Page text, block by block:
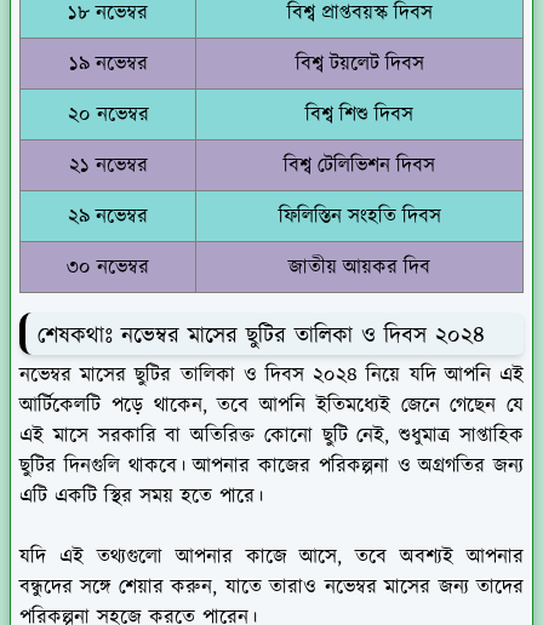
১৮ নভেম্বর বিশ্ব প্রাপ্তবয়স্ক দিবস
১৯ নভেম্বর বিশ্ব টয়লেট দিবস
২০ নভেম্বর বিশ্ব শিশু দিবস
২১ নভেম্বর বিশ্ব টেলিভিশন দিবস
২৯ নভেম্বর ফিলিস্তিন সংহতি দিবস
৩০ নভেম্বর জাতীয় আয়কর দিব
শেষকথাঃ নভেম্বর মাসের ছুটির তালিকা ও দিবস ২০২৪
নভেম্বর মাসের ছুটির তালিকা ও দিবস ২০২৪ নিয়ে যদি আপনি এই
আর্টিকেলটি পড়ে থাকেন, তবে আপনি ইতিমধ্যেই জেনে গেছেন যে
এই মাসে সরকারি বা অতিরিক্ত কোনো ছুটি নেই, শুধুমাত্র সাপ্তাহিক
ছুটির দিনগুলি থাকবে। আপনার কাজের পরিকল্পনা ও অগ্রগতির জন্য
এটি একটি স্থির সময় হতে পারে।
যদি এই তথ্যগুলো আপনার কাজে আসে, তবে অবশ্যই আপনার
বন্ধুদের সঙ্গে শেয়ার করুন, যাতে তারাও নভেম্বর মাসের জন্য তাদের
পরিকল্পনা সহজে করতে পারেন।